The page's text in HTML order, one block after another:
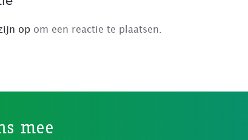
op om een reactie te plaatsen.
mee